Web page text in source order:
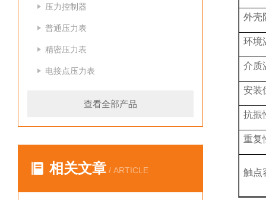
压力控制器
普通压力表
精密压力表
电接点压力表
查看全部产品
相关文章 / ARTICLE
外壳
环境
介质
安装
抗振
重复
触点